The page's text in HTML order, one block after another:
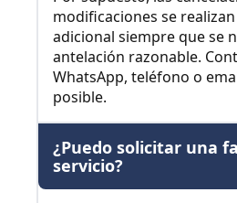
modificaciones se
adicional siempre que se
antelación razonable.
WhatsApp, teléfono o
posible.
¿Puedo solicitar una
servicio?